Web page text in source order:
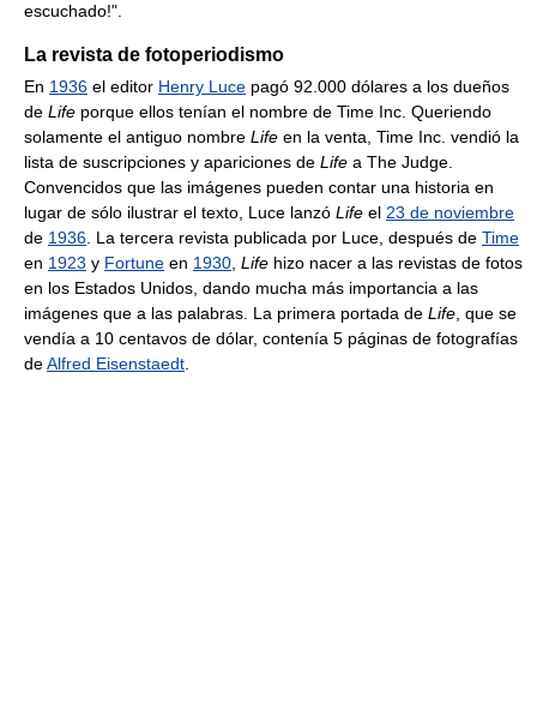
escuchado!".
La revista de fotoperiodismo
En 1936 el editor Henry Luce pagó 92.000 dólares a los dueños
de Life porque ellos tenían el nombre de Time Inc. Queriendo
solamente el antiguo nombre Life en la venta, Time Inc. vendió la
lista de suscripciones y apariciones de Life a The Judge.
Convencidos que las imágenes pueden contar una historia en
lugar de sólo ilustrar el texto, Luce lanzó Life el 23 de noviembre
de 1936 . La tercera revista publicada por Luce, después de Time
en 1923 y Fortune en 1930 Life hizo nacer a las revistas de fotos
en los Estados Unidos, dando mucha más importancia a las
imágenes que a las palabras. La primera portada de Life , que se
vendía a 10 centavos de dólar, contenía 5 páginas de fotografías
deAlfred Eisenstaedt